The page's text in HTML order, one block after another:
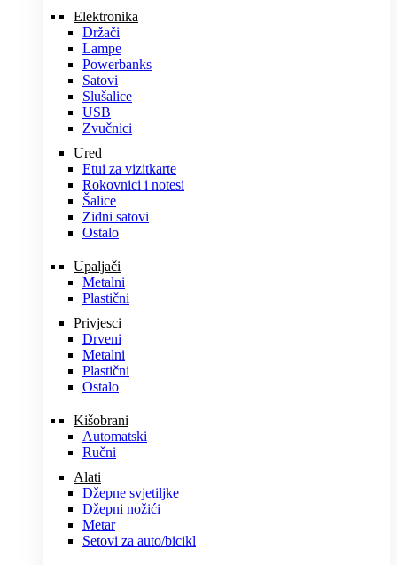
Elektronika
Držači
Lampe
Powerbanks
Satovi
Slušalice
USB
Zvučnici
Ured
Etui za vizitkarte
Rokovnici i notesi
Šalice
Zidni satovi
Ostalo
Upaljači
Metalni
Plastični
Privjesci
Drveni
Metalni
Plastični
Ostalo
Kišobrani
Automatski
Ručni
Alati
Džepne svjetiljke
Džepni nožići
Metar
Setovi za auto/bicikl